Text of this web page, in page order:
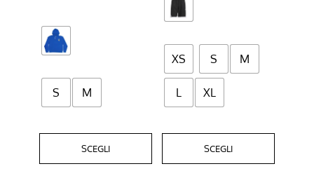
S M
SCEGLI
pagina
del
XS S M
L XL
SCEGLI
nella
del
prodotto